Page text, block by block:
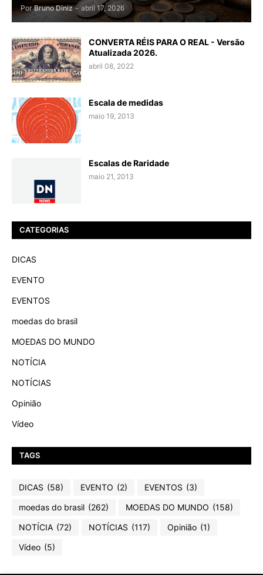
Por Bruno Diniz - abril 17, 2026
CONVERTA RÉIS PARA O REAL - Versão
Atualizada 2026.
abril 08, 2022
Escala de medidas
maio 19, 2013
Escalas de Raridade
maio 21, 2013
CATEGORIAS
DICAS
EVENTO
EVENTOS
moedas do brasil
MOEDAS DO MUNDO
NOTÍCIA
NOTÍCIAS
Opinião
Vídeo
TAGS
DICAS (58) EVENTO (2) EVENTOS (3)
moedas do brasil (262) MOEDAS DO MUNDO (158)
NOTÍCIA (72) NOTÍCIAS (117) Opinião (1)
Vídeo (5)